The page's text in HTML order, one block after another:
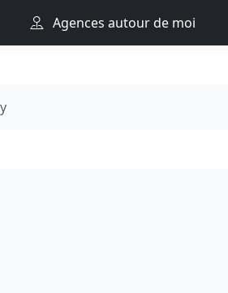
Agences autour de moi